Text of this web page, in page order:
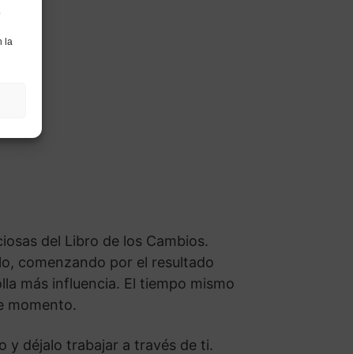
la
del Libro de los Cambios.
comenzando por el resultado
más influencia. El tiempo mismo
momento.
y déjalo trabajar a través de ti.